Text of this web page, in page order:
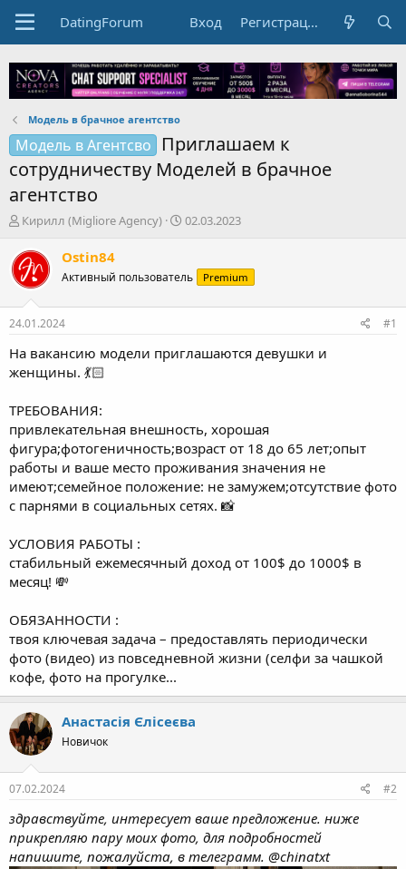
DatingForum Вход Регистрация
Модель в брачное агентство
Модель в Агентсво
Приглашаем к
сотрудничеству Моделей в брачное
агентство
А
т
о
р
е
ы
Кирилл (Migliore Agency)
Д
н
л
02.03.2023
Ostin84
Активный пользователь Premium
24.01.2024 #1
На вакансию модели приглашаются девушки и
женщины. 💃🏻
ТРЕБОВАНИЯ:
привлекательная внешность, хорошая
фигура;фотогеничность;возраст от 18 до 65 лет;опыт
работы и ваше место проживания значения не
имеют;семейное положение: не замужем;отсутствие фото
с парнями в социальных сетях. 📸
УСЛОВИЯ РАБОТЫ :
стабильный ежемесячный доход от 100$ до 1000$ в
месяц! 💸
ОБЯЗАННОСТИ :
твоя ключевая задача – предоставлять периодически
фото (видео) из повседневной жизни (селфи за чашкой
кофе, фото на прогулке...
Анастасія Єлісеєва
Новичок
07.02.2024 #2
здравствуйте, интересует ваше предложение. ниже
прикрепляю пару моих фото, для подробностей
напишите, пожалуйста, в телеграмм. @chinatxt